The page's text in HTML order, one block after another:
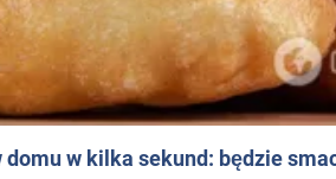
w kilka sekund: będzie